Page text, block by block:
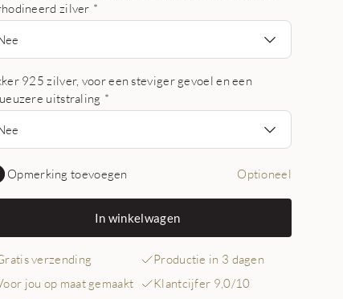
zilver *
925 zilver, voor een steviger gevoel en een
uitstraling *
Opmerking toevoegen Optioneel
In winkelwagen
verzending
Productie in 3 dagen
jou op maat gemaakt
Klantcijfer 9,0/10